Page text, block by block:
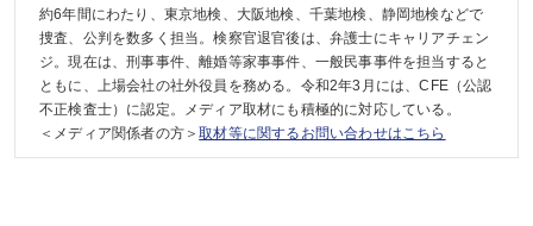
約6年間にわたり、東京地検、大阪地検、千葉地検、静岡地検などで
捜査、公判を数多く担当。検察官退官後は、弁護士にキャリアチェン
ジ。現在は、刑事事件、離婚等家事事件、一般民事事件を担当すると
ともに、上場会社の社外役員を務める。令和2年3月には、CFE（公認
不正検査士）に認定。メディア取材にも積極的に対応している。
＜メディア関係者の方＞取材等に関するお問い合わせはこちら